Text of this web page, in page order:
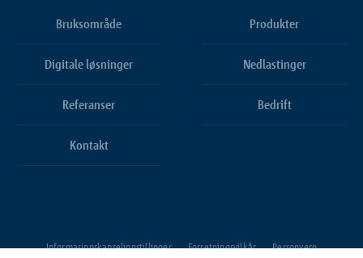
Bruksområde Produkter
Digitale løsninger Nedlastinger
Referanser Bedrift
Kontakt
Informasjonskapselinnstillinger Forretningsvilkår
Personvern